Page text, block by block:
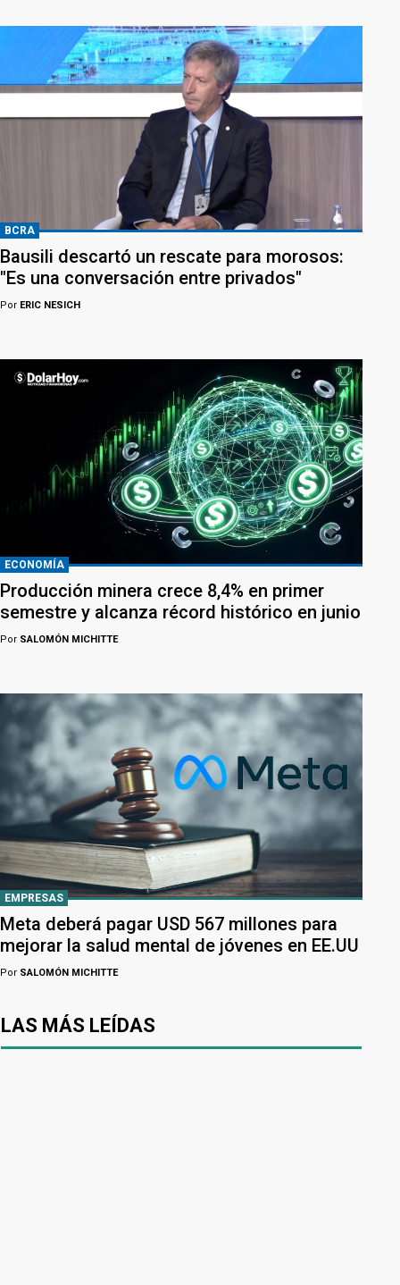
BCRA
Bausili descartó un rescate para morosos:
"Es una conversación entre privados"
Por ERIC NESICH
ECONOMÍA
Producción minera crece 8,4% en primer
semestre y alcanza récord histórico en junio
Por SALOMÓN MICHITTE
EMPRESAS
Meta deberá pagar USD 567 millones para
mejorar la salud mental de jóvenes en EE.UU
Por SALOMÓN MICHITTE
LAS MÁS LEÍDAS